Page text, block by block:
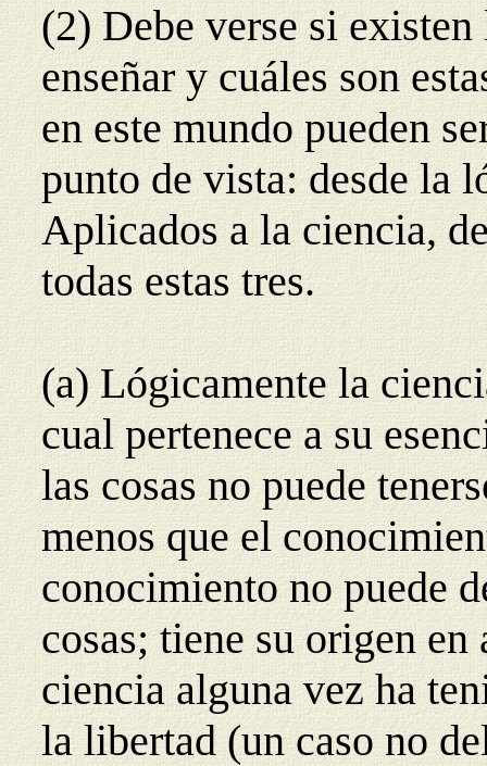
(2) Debe verse si
enseñar y cuáles son
en este mundo pueden
punto de vista: desde la
Aplicados a la ciencia,
todas estas tres.
(a) Lógicamente la
cual pertenece a su
las cosas no puede
menos que el
conocimiento no puede
cosas; tiene su origen
ciencia alguna vez ha
la libertad (un caso no